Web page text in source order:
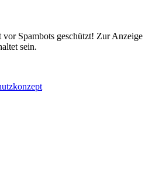
Spambots geschützt! Zur Anzeige
sein.